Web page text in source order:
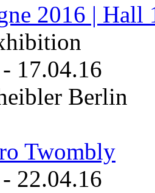
2016 | Hall
- 17.04.16
Berlin
Twombly
- 22.04.16